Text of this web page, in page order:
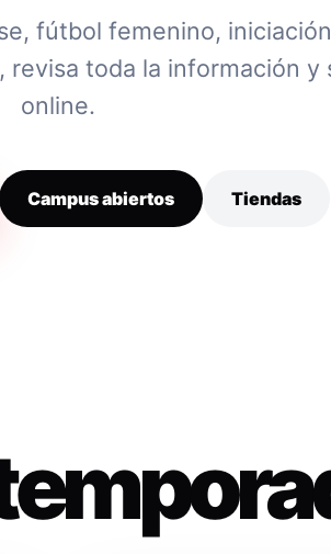
fútbol femenino,
revisa toda la información y
online.
Campus abiertos Tiendas